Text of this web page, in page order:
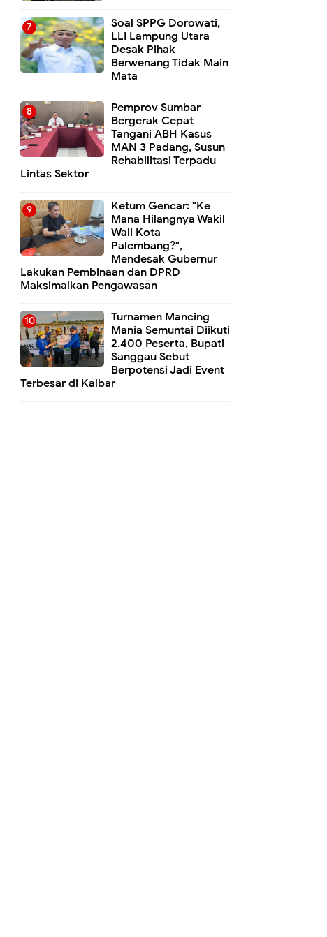
Soal SPPG Dorowati,
LLI Lampung Utara
Desak Pihak
Berwenang Tidak Main
Mata
Pemprov Sumbar
Bergerak Cepat
Tangani ABH Kasus
MAN 3 Padang, Susun
Rehabilitasi Terpadu
Lintas Sektor
Ketum Gencar: "Ke
Mana Hilangnya Wakil
Wali Kota
Palembang?",
Mendesak Gubernur
Lakukan Pembinaan dan DPRD
Maksimalkan Pengawasan
Turnamen Mancing
Mania Semuntai Diikuti
2.400 Peserta, Bupati
Sanggau Sebut
Berpotensi Jadi Event
Terbesar di Kalbar